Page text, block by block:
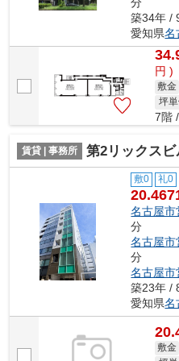
築34年 /
愛知県名
円 )
敷金
坪
7階
賃貸 | 事務所 第2リックスビル【 名
敷0 礼0
名古屋市
分
名古屋市
分
名古屋市
築23年 /
愛知県名
敷金